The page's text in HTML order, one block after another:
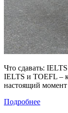
Что сдавать:
IELTS и TOEFL –
настоящий
Подробнее